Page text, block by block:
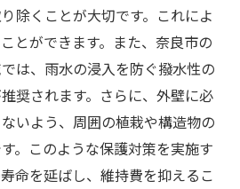
除くことが大切です。これによ
とができます。また、奈良市の
は、雨水の浸入を防ぐ撥水性の
奨されます。さらに、外壁に必
いよう、周囲の植栽や構造物の
。このような保護対策を実施す
命を延ばし、維持費を抑えるこ